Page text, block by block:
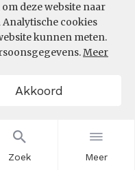
Zoek Meer
deze website naar
cookies
kunnen meten.
Meer
Akkoord
T.O.V.